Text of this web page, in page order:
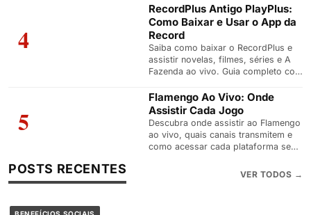
4
RecordPlus Antigo PlayPlus:
Como Baixar e Usar o App da
Record
Saiba como baixar o RecordPlus e
assistir novelas, filmes, séries e A
Fazenda ao vivo. Guia completo com
Smart TV.
5
Flamengo Ao Vivo: Onde
Assistir Cada Jogo
Descubra onde assistir ao Flamengo
ao vivo, quais canais transmitem e
como acessar cada plataforma sem
POSTS RECENTES VER TODOS →